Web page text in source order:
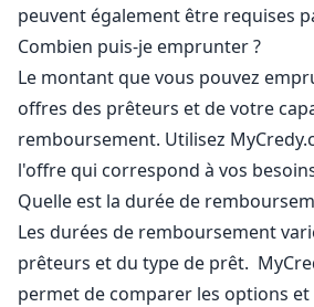
peuvent également être requises
Combien puis-je emprunter ?
Le montant que vous pouvez
offres des prêteurs et de votre
remboursement. Utilisez
l'offre qui correspond à vos
Quelle est la durée de
Les durées de remboursement
prêteurs et du type de prêt.
permet de comparer les options